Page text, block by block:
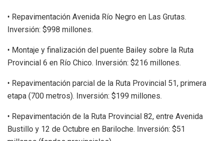
• Repavimentación Avenida Río Negro en Las Grutas.
Inversión: $998 millones.
• Montaje y finalización del puente Bailey sobre la Ruta
Provincial 6 en Río Chico. Inversión: $216 millones.
• Repavimentación parcial de la Ruta Provincial 51, primera
etapa (700 metros). Inversión: $199 millones.
• Repavimentación de la Ruta Provincial 82, entre Avenida
Bustillo y 12 de Octubre en Bariloche. Inversión: $51